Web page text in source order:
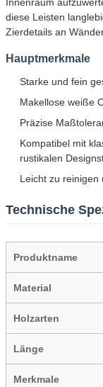
diese Leisten
Zierdetails an
Hauptmerkmale
Starke und fein
Makellose weiße
Präzise
Kompatibel mit
rustikalen
Leicht zu reinigen
Technische
Produktname
Material
Holzarten
Länge
Merkmale